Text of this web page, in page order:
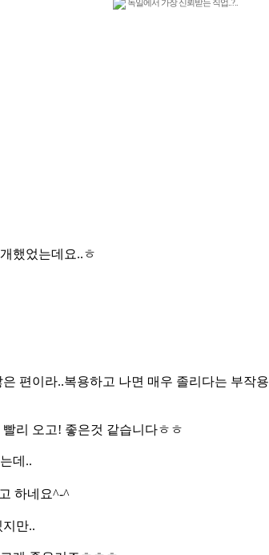
독일에서 가장 신뢰받는 직업..?..
했었는데요..ㅎ
편이라..복용하고 나면 매우 졸리다는 부작용
리 오고! 좋은것 같습니다ㅎㅎ
데..
하네요^-^
만..